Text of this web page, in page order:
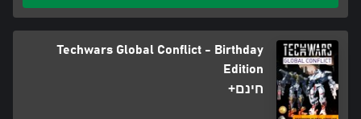
Techwars Global Conflict - Birthday
Edition
חינם+